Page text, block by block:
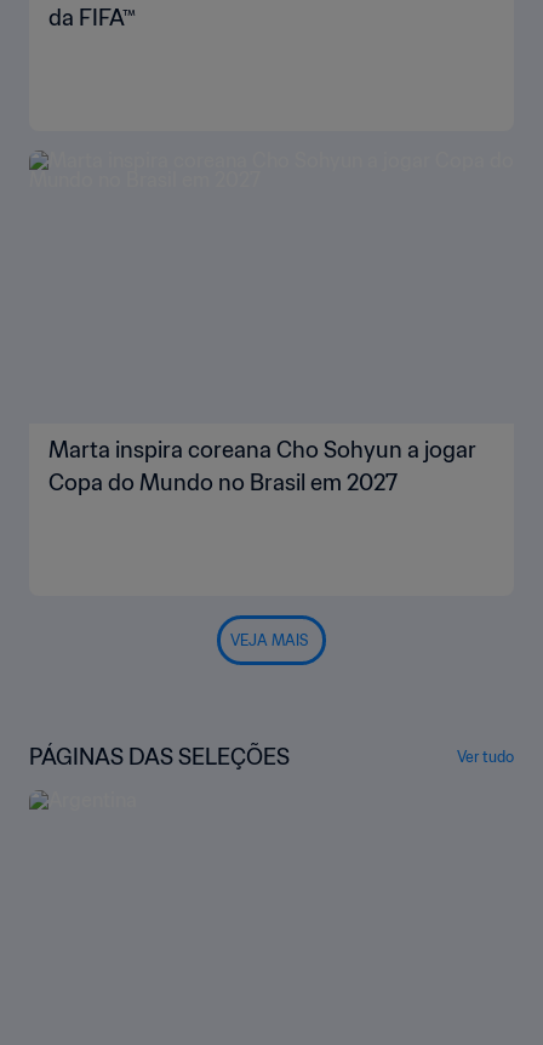
da FIFA™
Marta inspira coreana Cho Sohyun a jogar
Copa do Mundo no Brasil em 2027
VEJA MAIS
PÁGINAS DAS SELEÇÕES Ver tudo